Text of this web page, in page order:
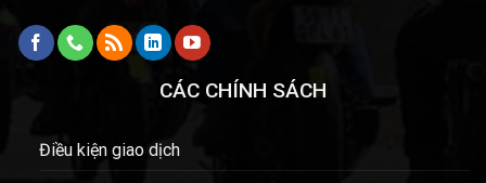
CÁC CHÍNH SÁCH
Điều kiện giao dịch